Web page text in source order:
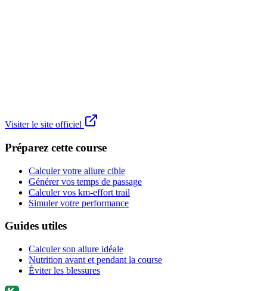
Visiter le site officiel
Préparez cette course
Calculer votre allure cible
Générer vos temps de passage
Calculer vos km-effort trail
Simuler votre performance
Guides utiles
Calculer son allure idéale
Nutrition avant et pendant la course
Éviter les blessures